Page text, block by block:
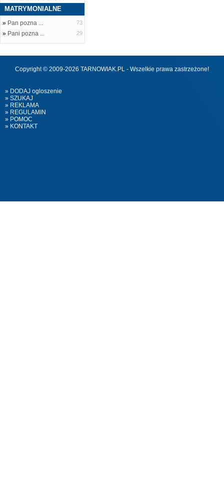
MATRYMONIALNE
» Pan pozna ... 73
» Pani pozna ... 29
Copyright © 2009-2026 TARNOWIAK.PL - Wszelkie prawa zastrzeżone!
» DODAJ ogloszenie
» SZUKAJ
» REKLAMA
» REGULAMIN
» POMOC
» KONTAKT